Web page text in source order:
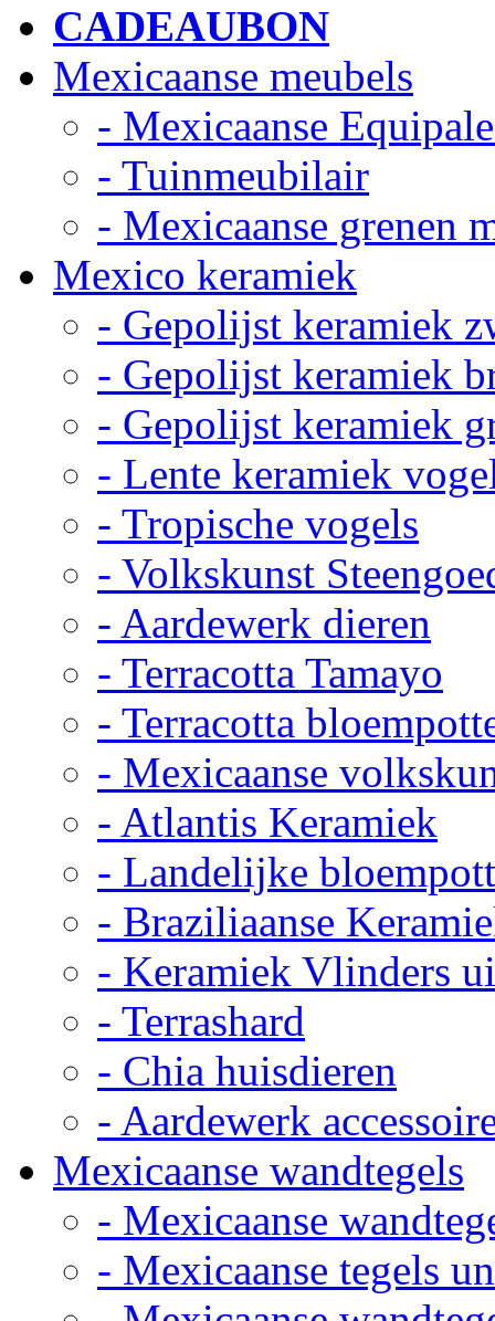
CADEAUBON
Mexicaanse meubels
- Mexicaanse
- Tuinmeubilair
- Mexicaanse grenen
Mexico keramiek
- Gepolijst keramiek
- Gepolijst keramiek
- Gepolijst keramiek
- Lente keramiek
- Tropische vogels
- Volkskunst
- Aardewerk dieren
- Terracotta Tamayo
- Terracotta
- Mexicaanse
- Atlantis Keramiek
- Landelijke
- Braziliaanse
- Keramiek Vlinders
- Terrashard
- Chia huisdieren
- Aardewerk
Mexicaanse wandtegels
- Mexicaanse
- Mexicaanse tegels